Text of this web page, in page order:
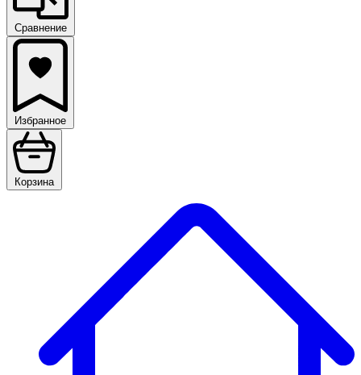
Сравнение
Избранное
Корзина